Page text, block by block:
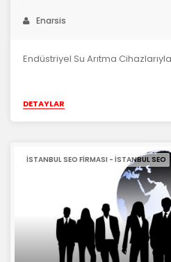
Enarsis
Endüstriyel Su Arıtma
DETAYLAR
İSTANBUL SEO FIRMASI - İSTANBUL SEO